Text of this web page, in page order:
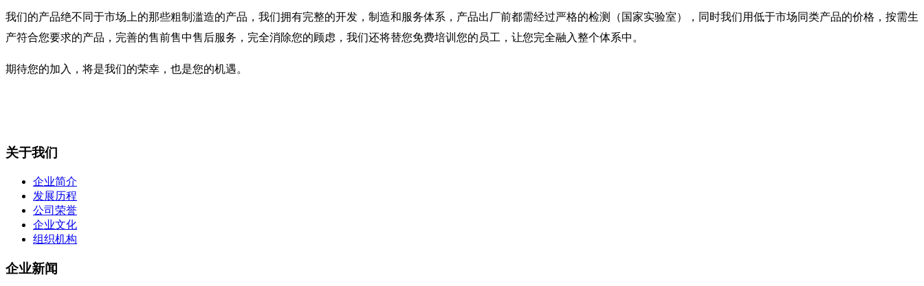
我们的产品绝不同于市场上的那些粗制滥造的产品，我们拥有完整的开发，制造和服务体系，产品出厂前都需经过严格的检测（国家实验室），同时我们用低于市场同类产品的价格，按需生
产符合您要求的产品，完善的售前售中售后服务，完全消除您的顾虑，我们还将替您免费培训您的员工，让您完全融入整个体系中。
期待您的加入，将是我们的荣幸，也是您的机遇。
关于我们
企业简介
发展历程
公司荣誉
企业文化
组织机构
企业新闻